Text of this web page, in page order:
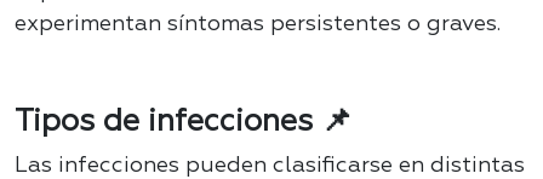
experimentan síntomas persistentes o graves.
Tipos de infecciones 📌
Las infecciones pueden clasificarse en distintas